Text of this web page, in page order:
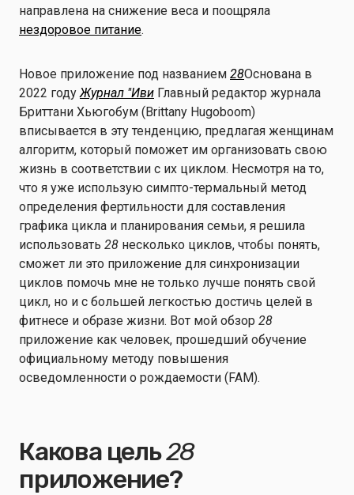
направлена на снижение веса и поощряла
нездоровое питание.
Новое приложение под названием 28Основана в
2022 годуЖурнал "Иви Главный редактор журнала
Бриттани Хьюгобум (Brittany Hugoboom)
вписывается в эту тенденцию, предлагая женщинам
алгоритм, который поможет им организовать свою
жизнь в соответствии с их циклом. Несмотря на то,
что я уже использую симпто-термальный метод
определения фертильности для составления
графика цикла и планирования семьи, я решила
использовать 28 несколько циклов, чтобы понять,
сможет ли это приложение для синхронизации
циклов помочь мне не только лучше понять свой
цикл, но и с большей легкостью достичь целей в
фитнесе и образе жизни. Вот мой обзор 28
приложение как человек, прошедший обучение
официальному методу повышения
осведомленности о рождаемости (FAM).
Какова цель28
приложение?